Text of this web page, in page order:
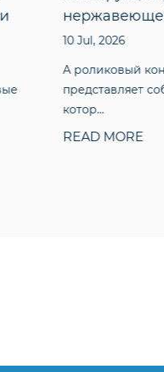
нержавеющей
10 Jul, 2026
A роликовый конвейер
представляет собой
READ MORE